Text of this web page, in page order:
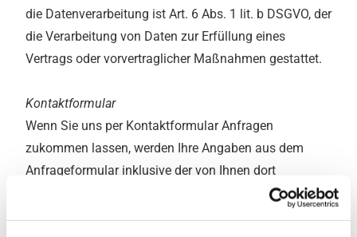
die Datenverarbeitung ist Art. 6 Abs. 1 lit. b DSGVO, der
die Verarbeitung von Daten zur Erfüllung eines
Vertrags oder vorvertraglicher Maßnahmen gestattet.
Kontaktformular
Wenn Sie uns per Kontaktformular Anfragen
zukommen lassen, werden Ihre Angaben aus dem
Anfrageformular inklusive der von Ihnen dort
angegebenen Kontaktdaten zwecks Bearbeitung der